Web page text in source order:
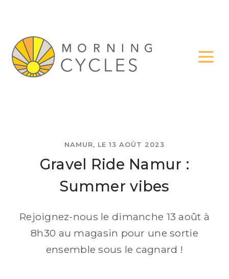
NAMUR, LE 13 AOÛT 2023
Gravel Ride Namur :
Summer vibes
Rejoignez-nous le dimanche 13 août à
8h30 au magasin pour une sortie
ensemble sous le cagnard !